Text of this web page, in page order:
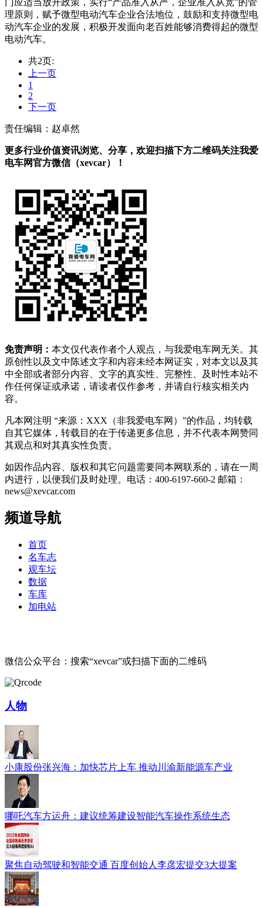
理原则，赋予微型电动汽车企业合法地位，鼓励和支持微型电
动汽车企业的发展，积极开发面向老百姓能够消费得起的微型
电动汽车。
共2页:
上一页
1
2
下一页
责任编辑：赵卓然
更多行业价值资讯浏览、分享，欢迎扫描下方二维码关注我爱
电车网官方微信（xevcar）！
免责声明： 本文仅代表作者个人观点，与我爱电车网无关。其
原创性以及文中陈述文字和内容未经本网证实，对本文以及其
中全部或者部分内容、文字的真实性、完整性、及时性本站不
作任何保证或承诺，请读者仅作参考，并请自行核实相关内
容。
凡本网注明 “来源：XXX（非我爱电车网）”的作品，均转载
自其它媒体，转载目的在于传递更多信息，并不代表本网赞同
其观点和对其真实性负责。
如因作品内容、版权和其它问题需要同本网联系的，请在一周
内进行，以便我们及时处理。电话：400-6197-660-2 邮箱：
news@xevcar.com
频道导航
首页
名车志
观车坛
数据
车库
加电站
微信公众平台：搜索“xevcar”或扫描下面的二维码
人物
小康股份张兴海：加快芯片上车 推动川渝新能源车产业
哪吒汽车方运舟：建议统筹建设智能汽车操作系统生态
聚焦自动驾驶和智能交通 百度创始人李彦宏提交3大提案